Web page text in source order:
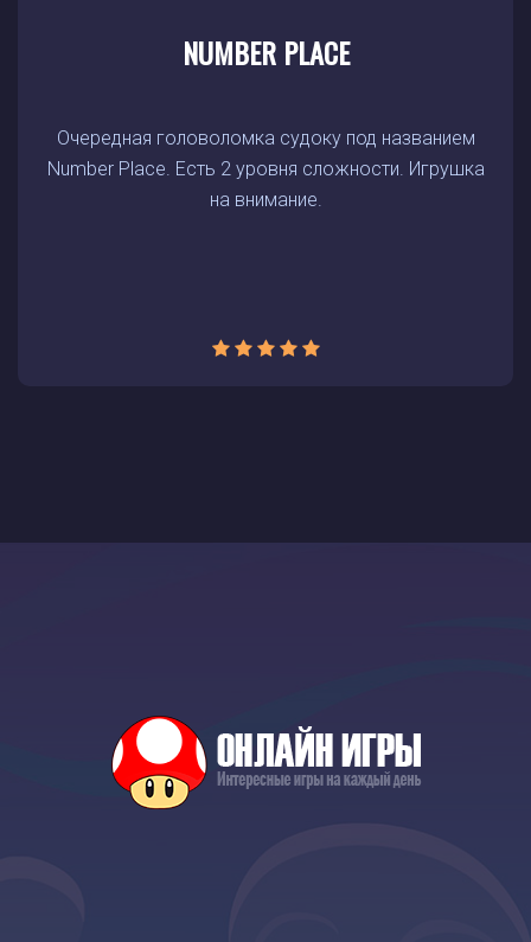
NUMBER PLACE
Очередная головоломка судоку под названием
Number Place. Есть 2 уровня сложности. Игрушка
на внимание.